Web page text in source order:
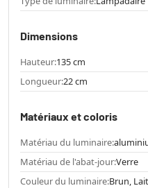
Dimensions
Hauteur:135 cm
Longueur:22 cm
Matériaux et coloris
Matériau du luminaire:
Matériau de l'abat-jour:Verre
Couleur du luminaire:Brun,